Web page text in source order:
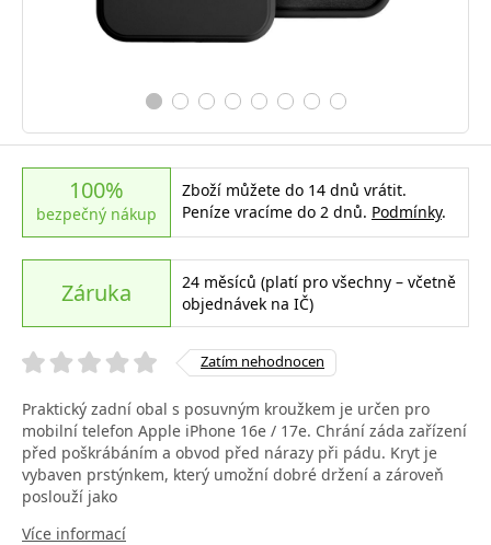
100%
bezpečný nákup
Zboží můžete do 14 dnů vrátit.
Peníze vracíme do 2 dnů. Podmínky.
Záruka
24 měsíců (platí pro všechny – včetně
objednávek na IČ)
Zatím nehodnocen
Praktický zadní obal s posuvným kroužkem je určen pro
mobilní telefon Apple iPhone 16e / 17e. Chrání záda zařízení
před poškrábáním a obvod před nárazy při pádu. Kryt je
vybaven prstýnkem, který umožní dobré držení a zároveň
poslouží jako
Více informací